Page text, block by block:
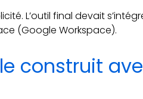
L’outil final devait
(Google Workspace).
construit